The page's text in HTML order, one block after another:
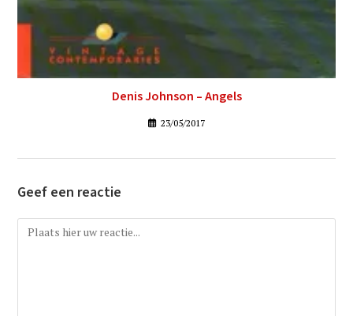
Denis Johnson – Angels
23/05/2017
Geef een reactie
Reactie